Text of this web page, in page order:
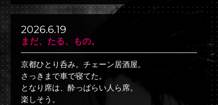
2026.6.19
まだ、たる、もの。
京都ひとり呑み。チェーン居酒屋。
さっきまで車で寝てた。
となり席は、酔っぱらい人ら席。
楽しそう。